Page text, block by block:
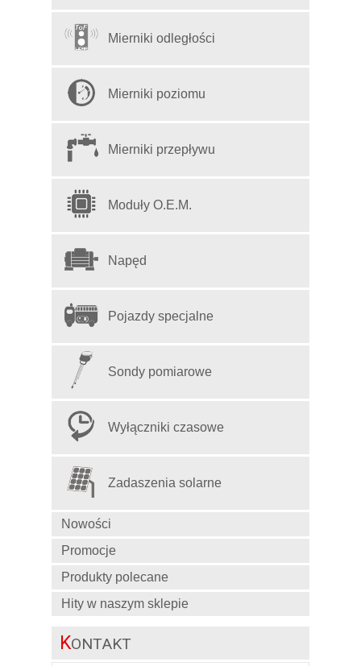
Mierniki odległości
Mierniki poziomu
Mierniki przepływu
Moduły O.E.M.
Napęd
Pojazdy specjalne
Sondy pomiarowe
Wyłączniki czasowe
Zadaszenia solarne
Nowości
Promocje
Produkty polecane
Hity w naszym sklepie
KONTAKT